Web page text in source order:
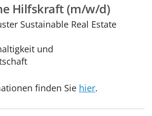
Hilfskraft (m/w/d)
Sustainable Real Estate
und
finden Sie hier.